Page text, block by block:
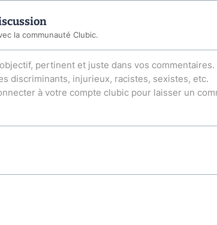
la communauté Clubic.